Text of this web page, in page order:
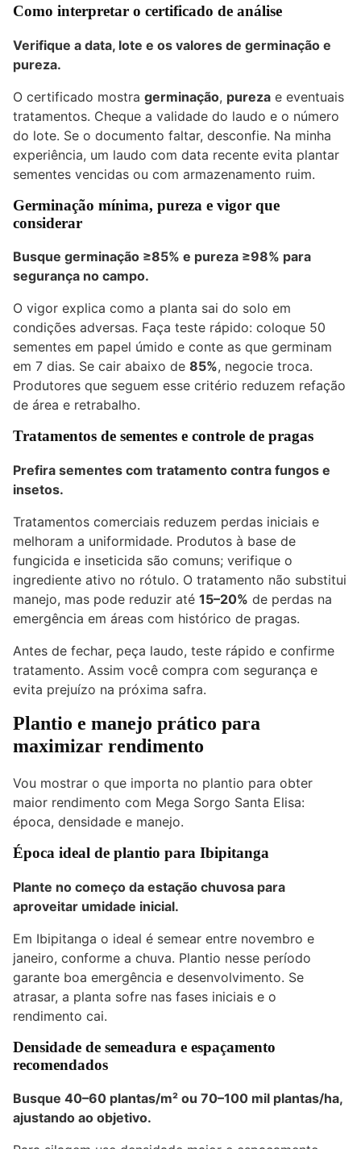
Como interpretar o certificado de análise
Verifique a data, lote e os valores de germinação e
pureza.
O certificado mostra germinação, pureza e eventuais
tratamentos. Cheque a validade do laudo e o número
do lote. Se o documento faltar, desconfie. Na minha
experiência, um laudo com data recente evita plantar
sementes vencidas ou com armazenamento ruim.
Germinação mínima, pureza e vigor que
considerar
Busque germinação ≥85% e pureza ≥98% para
segurança no campo.
O vigor explica como a planta sai do solo em
condições adversas. Faça teste rápido: coloque 50
sementes em papel úmido e conte as que germinam
em 7 dias. Se cair abaixo de 85%, negocie troca.
Produtores que seguem esse critério reduzem refação
de área e retrabalho.
Tratamentos de sementes e controle de pragas
Prefira sementes com tratamento contra fungos e
insetos.
Tratamentos comerciais reduzem perdas iniciais e
melhoram a uniformidade. Produtos à base de
fungicida e inseticida são comuns; verifique o
ingrediente ativo no rótulo. O tratamento não substitui
manejo, mas pode reduzir até 15–20% de perdas na
emergência em áreas com histórico de pragas.
Antes de fechar, peça laudo, teste rápido e confirme
tratamento. Assim você compra com segurança e
evita prejuízo na próxima safra.
Plantio e manejo prático para
maximizar rendimento
Vou mostrar o que importa no plantio para obter
maior rendimento com Mega Sorgo Santa Elisa:
época, densidade e manejo.
Época ideal de plantio para Ibipitanga
Plante no começo da estação chuvosa para
aproveitar umidade inicial.
Em Ibipitanga o ideal é semear entre novembro e
janeiro, conforme a chuva. Plantio nesse período
garante boa emergência e desenvolvimento. Se
atrasar, a planta sofre nas fases iniciais e o
rendimento cai.
Densidade de semeadura e espaçamento
recomendados
Busque 40–60 plantas/m² ou 70–100 mil plantas/ha,
ajustando ao objetivo.